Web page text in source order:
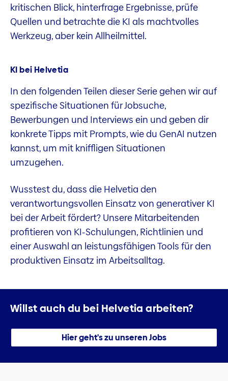
kritischen Blick, hinterfrage Ergebnisse, prüfe
Quellen und betrachte die KI als machtvolles
Werkzeug, aber kein Allheilmittel.
KI bei Helvetia
In den folgenden Teilen dieser Serie gehen wir auf
spezifische Situationen für Jobsuche,
Bewerbungen und Interviews ein und geben dir
konkrete Tipps mit Prompts, wie du GenAI nutzen
kannst, um mit kniffligen Situationen
umzugehen.
Wusstest du, dass die Helvetia den
verantwortungsvollen Einsatz von generativer KI
bei der Arbeit fördert? Unsere Mitarbeitenden
profitieren von KI-Schulungen, Richtlinien und
einer Auswahl an leistungsfähigen Tools für den
produktiven Einsatz im Arbeitsalltag.
Willst auch du bei Helvetia arbeiten?
Hier geht's zu unseren Jobs